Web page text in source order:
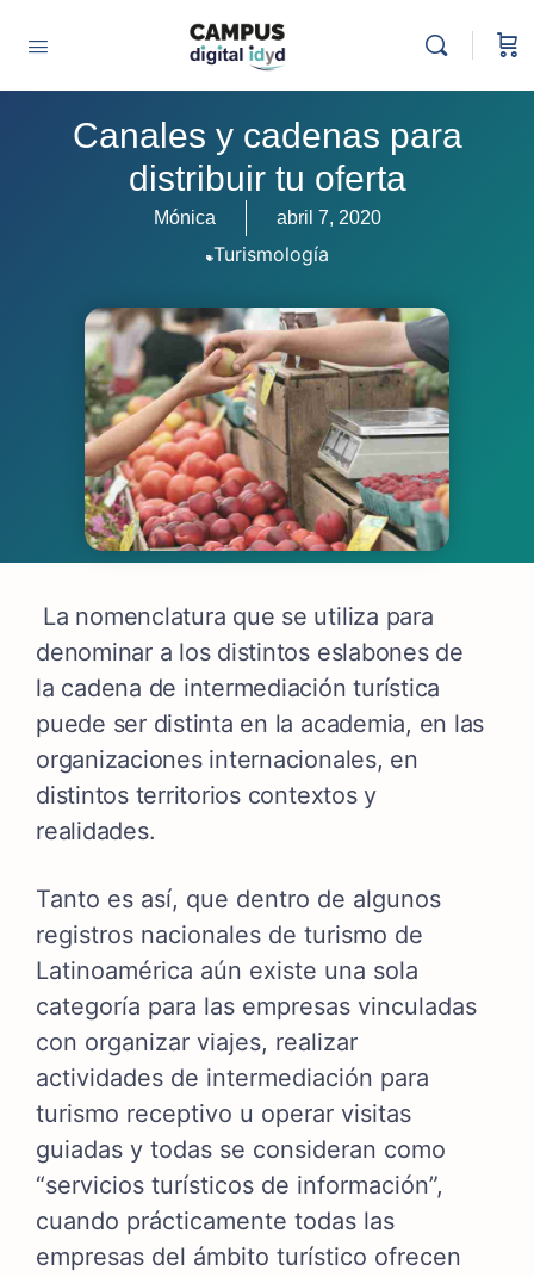
Canales y cadenas para
distribuir tu oferta
Mónica abril 7, 2020
Turismología
La nomenclatura que se utiliza para
denominar a los distintos eslabones de
la cadena de intermediación turística
puede ser distinta en la academia, en las
organizaciones internacionales, en
distintos territorios contextos y
realidades.
Tanto es así, que dentro de algunos
registros nacionales de turismo de
Latinoamérica aún existe una sola
categoría para las empresas vinculadas
con organizar viajes, realizar
actividades de intermediación para
turismo receptivo u operar visitas
guiadas y todas se consideran como
“servicios turísticos de información”,
cuando prácticamente todas las
empresas del ámbito turístico ofrecen